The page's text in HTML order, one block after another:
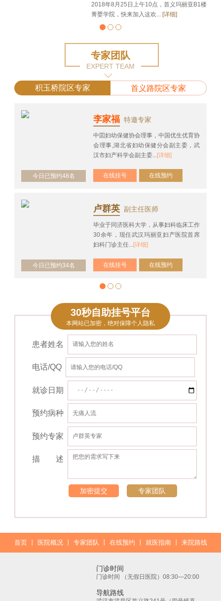
2018年8月25日上午10点，首义玛丽亚B1楼
菁婴学院，快来加入这欢...
[详细]
专家团队
EXPERT TEAM
积玉桥院区专家 首义路院区专家
今日已预约48名
李家福 特邀专家
中囯妇幼保健协会理事，中国优生优育协
会理事,湖北省妇幼保健分会副主委，武
汉市妇产科学会副主委... [详细]
在线挂号 在线预约
今日已预约34名
卢群英 副主任医师
毕业于同济医科大学，从事妇科临床工作
30余年，现任武汉玛丽亚妇产医院首席
妇科门诊主任... [详细]
在线挂号 在线预约
30秒自助挂号平台
本网站已加密，绝对保障个人隐私
患者姓名
电话/QQ
就诊日期
预约病种
预约专家
描 述
加密提交 专家团队
首页丨 医院概况丨 专家团队 在线预约 就医指南丨 来院路线
门诊时间
门诊时间 （无假日医院）08:30—20:00
导航路线